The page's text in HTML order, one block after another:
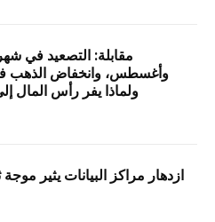
مقابلة: التصعيد في
وأغسطس، وانخفاض الذهب
ولماذا يفر رأس المال
ازدهار مراكز البيانات يثير